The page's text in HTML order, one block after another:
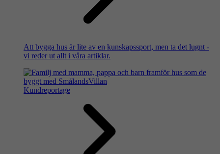
Att bygga hus är lite av en kunskapssport, men ta det lugnt -
vi reder ut allt i våra artiklar.
Kundreportage